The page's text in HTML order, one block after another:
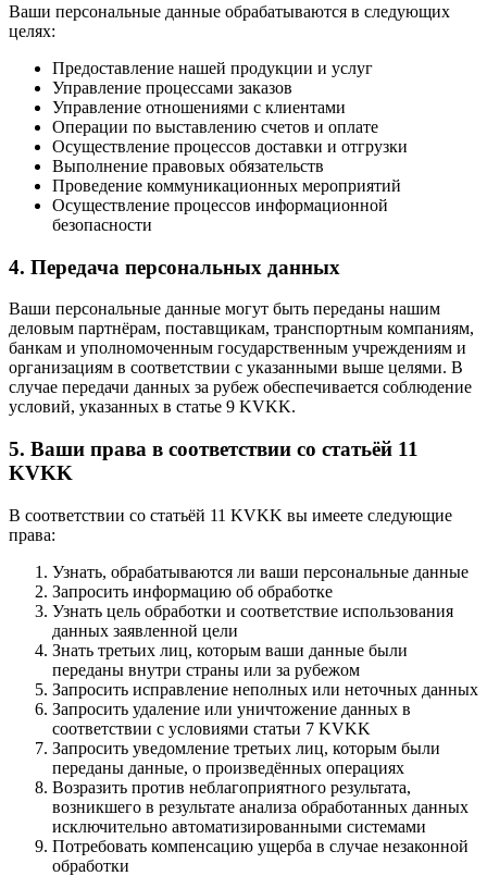
Ваши персональные данные обрабатываются в следующих
целях:
Предоставление нашей продукции и услуг
Управление процессами заказов
Управление отношениями с клиентами
Операции по выставлению счетов и оплате
Осуществление процессов доставки и отгрузки
Выполнение правовых обязательств
Проведение коммуникационных мероприятий
Осуществление процессов информационной
безопасности
4. Передача персональных данных
Ваши персональные данные могут быть переданы нашим
деловым партнёрам, поставщикам, транспортным компаниям,
банкам и уполномоченным государственным учреждениям и
организациям в соответствии с указанными выше целями. В
случае передачи данных за рубеж обеспечивается соблюдение
условий, указанных в статье 9 KVKK.
5. Ваши права в соответствии со статьёй 11
KVKK
В соответствии со статьёй 11 KVKK вы имеете следующие
права:
Узнать, обрабатываются ли ваши персональные данные
Запросить информацию об обработке
Узнать цель обработки и соответствие использования
данных заявленной цели
Знать третьих лиц, которым ваши данные были
переданы внутри страны или за рубежом
Запросить исправление неполных или неточных данных
Запросить удаление или уничтожение данных в
соответствии с условиями статьи 7 KVKK
Запросить уведомление третьих лиц, которым были
переданы данные, о произведённых операциях
Возразить против неблагоприятного результата,
возникшего в результате анализа обработанных данных
исключительно автоматизированными системами
Потребовать компенсацию ущерба в случае незаконной
обработки